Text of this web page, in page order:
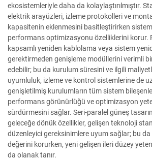
ekosistemleriyle daha da kolaylaştırılmıştır.
elektrik arayüzleri, izleme protokolleri ve
kapasitenin eklenmesini basitleştirirken
performans optimizasyonu özelliklerini korur.
kapsamlı yeniden kablolama veya sistem
gerektirmeden genişleme modüllerini verimli
edebilir; bu da kurulum süresini ve ilgili
uyumluluk, izleme ve kontrol sistemlerine de
genişletilmiş kurulumların tüm sistem
performans görünürlüğü ve optimizasyon
sürdürmesini sağlar. Seri-paralel güneş
geleceğe dönük özellikler, gelişen teknoloji
düzenleyici gereksinimlere uyum sağlar; bu da
değerini korurken, yeni gelişen ileri düzey
da olanak tanır.